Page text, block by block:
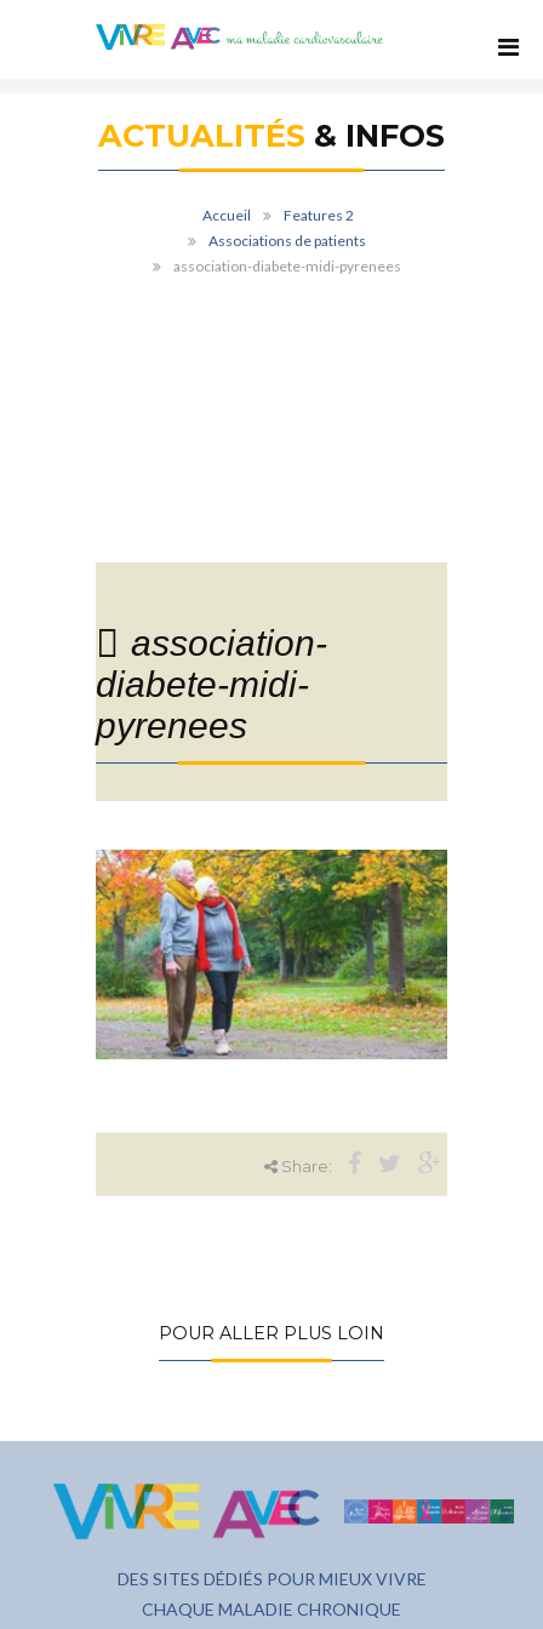
ACTUALITÉS & INFOS
Accueil
Features 2
Associations de patients
association-diabete-midi-pyrenees
association-
diabete-midi-
pyrenees
Share:
POUR ALLER PLUS LOIN
DES SITES DÉDIÉS POUR MIEUX VIVRE
CHAQUE MALADIE CHRONIQUE